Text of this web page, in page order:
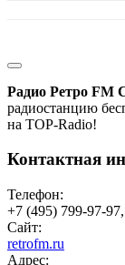
Радио Ретро FM
радиостанцию
на TOP-Radio!
Контактная
Телефон:
+7 (495) 799-97-
Сайт:
retrofm.ru
Адрес: